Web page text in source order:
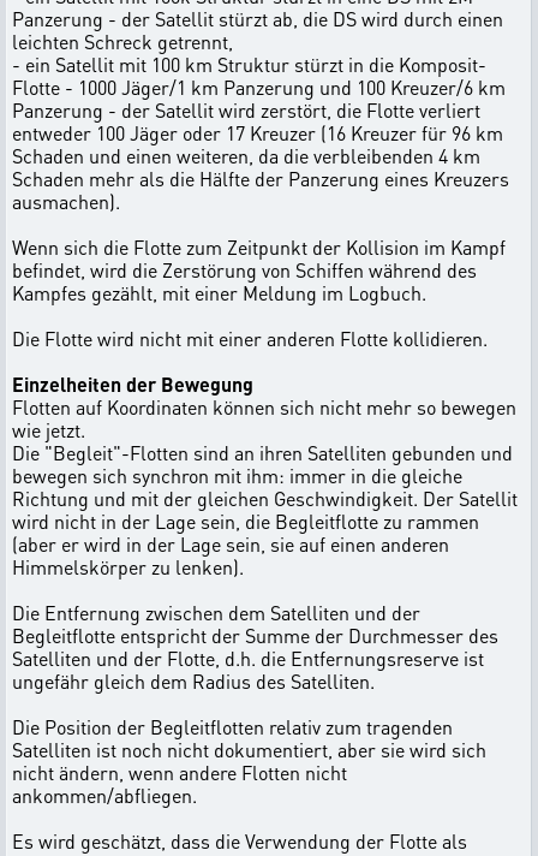
Panzerung - der Satellit stürzt ab, die DS wird durch einen
leichten Schreck getrennt,
- ein Satellit mit 100 km Struktur stürzt in die Komposit-
Flotte - 1000 Jäger/1 km Panzerung und 100 Kreuzer/6 km
Panzerung - der Satellit wird zerstört, die Flotte verliert
entweder 100 Jäger oder 17 Kreuzer (16 Kreuzer für 96 km
Schaden und einen weiteren, da die verbleibenden 4 km
Schaden mehr als die Hälfte der Panzerung eines Kreuzers
ausmachen).
Wenn sich die Flotte zum Zeitpunkt der Kollision im Kampf
befindet, wird die Zerstörung von Schiffen während des
Kampfes gezählt, mit einer Meldung im Logbuch.
Die Flotte wird nicht mit einer anderen Flotte kollidieren.
Einzelheiten der Bewegung
Flotten auf Koordinaten können sich nicht mehr so bewegen
wie jetzt.
Die "Begleit"-Flotten sind an ihren Satelliten gebunden und
bewegen sich synchron mit ihm: immer in die gleiche
Richtung und mit der gleichen Geschwindigkeit. Der Satellit
wird nicht in der Lage sein, die Begleitflotte zu rammen
(aber er wird in der Lage sein, sie auf einen anderen
Himmelskörper zu lenken).
Die Entfernung zwischen dem Satelliten und der
Begleitflotte entspricht der Summe der Durchmesser des
Satelliten und der Flotte, d.h. die Entfernungsreserve ist
ungefähr gleich dem Radius des Satelliten.
Die Position der Begleitflotten relativ zum tragenden
Satelliten ist noch nicht dokumentiert, aber sie wird sich
nicht ändern, wenn andere Flotten nicht
ankommen/abfliegen.
Es wird geschätzt, dass die Verwendung der Flotte als